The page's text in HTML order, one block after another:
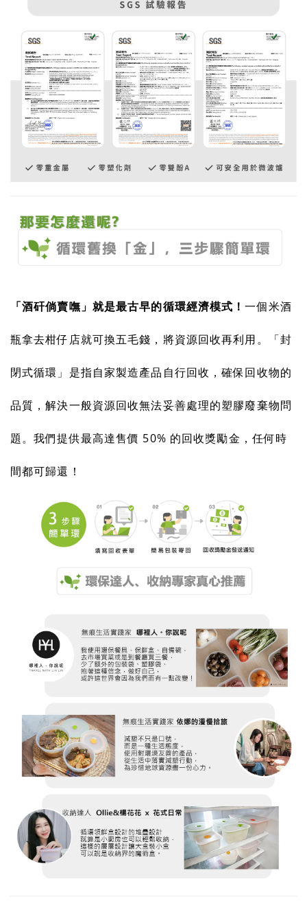
「酒矸倘賣嘸」就是最古早的循環經濟模式！一個米酒
瓶拿去柑仔店就可換五毛錢，將資源回收再利用。「封
閉式循環」是指自家製造產品自行回收，確保回收物的
品質，解決一般資源回收無法妥善處理的塑膠廢棄物問
題。我們提供最高達售價 50% 的回收獎勵金，任何時
間都可歸還！